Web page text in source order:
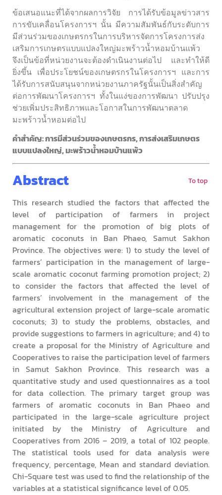
ข้อเสนอแนะที่ได้จากผลการวิจัย การได้รับข้อมูลข่าวสาร
การขับเคลื่อนโครงการฯ นั้น มีความสัมพันธ์กับระดับการ
มีส่วนร่วมของเกษตรกรในการบริหารจัดการโครงการส่ง
เสริมการเกษตรแบบแปลงใหญ่มะพร้าวน้ำหอมบ้านแพ้ว
จึงเป็นข้อที่หน่วยงานจะต้องดำเนินงานต่อไป และทำให้ดี
ยิ่งขึ้น เพื่อประโยชน์ของเกษตรกรในโครงการฯ และการ
ได้รับการสนับสนุนจากหน่วยงานภาครัฐนั้นเป็นสิ่งสำคัญ
ต่อการพัฒนาโครงการฯ ทั้งในแง่ของการพัฒนา ปรับปรุง
ช่วยเพิ่มประสิทธิภาพและโอกาสในการพัฒนาตลาด
มะพร้าวน้ำหอมต่อไป
คำสำคัญ: การมีส่วนร่วมของเกษตรกร, การส่งเสริมเกษตร
แบบแปลงใหญ่, มะพร้าวน้ำหอมบ้านแพ้ว
Abstract To top
This research studied the factors that affected the
level of participation of farmers in project
management for the promotion of big plots of
aromatic coconuts in Ban Phaeo, Samut Sakhon
Province. The objectives were: 1) to study the level of
farmers’ participation in the management of large-
scale aromatic coconut farming promotion project; 2)
to consider the factors that affected the level of
farmers’ involvement in the management of the
agricultural extension project of large-scale aromatic
coconuts; 3) to study the problems, obstacles, and
provide suggestions to farmers in agriculture; and 4) to
create a proposal for the Ministry of Agriculture and
Cooperatives to raise the participation level of farmers
in Samut Sakhon Province. This research was a
quantitative study and used questionnaires as a tool
for data collection. The primary target group was
farmers of aromatic coconuts in Ban Phaeo and
participated in the large-scale agriculture project
initiated by the Ministry of Agriculture and
Cooperatives from 2016 – 2019, a total of 102 people.
The statistical tools used for data analysis were
frequency, percentage, Mean and standard deviation.
Chi-Square test was used to find the relationship of the
variables at a statistical significance level of 0.05.